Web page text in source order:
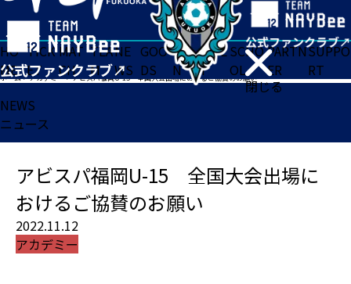
閉じる
HO
ME
TICK
ET
MAT
CH
TEA
M
NE
WS
GOO
DS
FA
N
ACADE
MY
SCHO
OL
PARTN
ER
SUPPO
RT
ホーム>アカデミー>アビスパ福岡U-15 全国大会出場におけるご協賛のお願い
NEWS
ニュース
アビスパ福岡U-15 全国大会出場に
おけるご協賛のお願い
2022.11.12
アカデミー